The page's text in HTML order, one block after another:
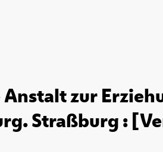
zur
Straßburg :